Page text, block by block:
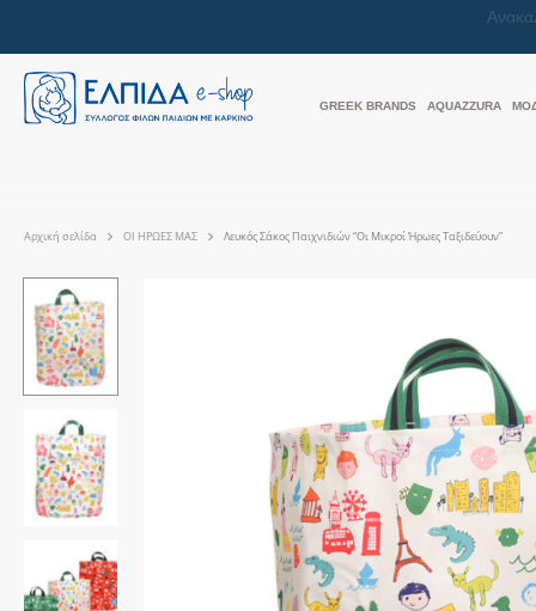
GREEK BRANDS AQUAZZURA
Αρχική σελίδα ΟΙ ΗΡΩΕΣ ΜΑΣ Λευκός Σάκος Παιχνιδιών “Οι Μικροί Ήρωες Ταξιδεύουν”